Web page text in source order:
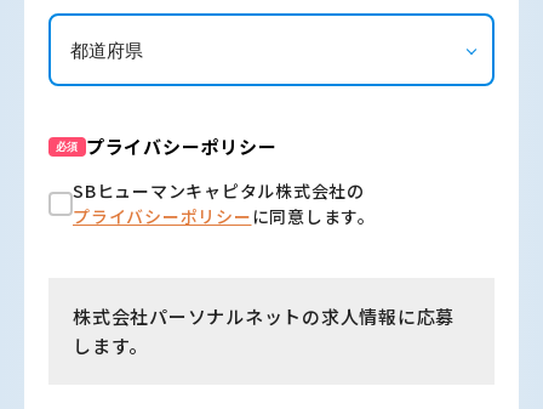
必須 プライバシーポリシー
SBヒューマンキャピタル株式会社の
プライバシーポリシーに同意します。
株式会社パーソナルネットの求人情報に応募
します。